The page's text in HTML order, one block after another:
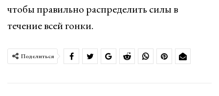
чтобы правильно распределить силы в
течение всей гонки.
Поделиться